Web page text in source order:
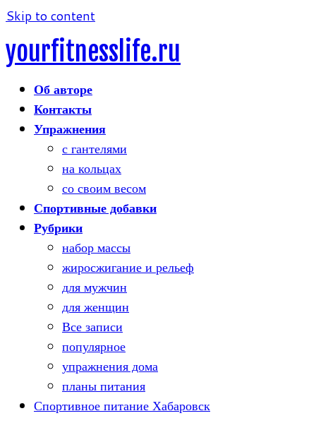
Skip to content
yourfitnesslife.ru
Об авторе
Контакты
Упражнения
с гантелями
на кольцах
со своим весом
Спортивные добавки
Рубрики
набор массы
жиросжигание и рельеф
для мужчин
для женщин
Все записи
популярное
упражнения дома
планы питания
Спортивное питание Хабаровск